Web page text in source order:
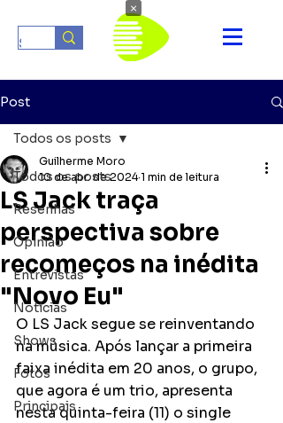
Post
Todos os posts
Resenhas
Opinião
Entrevistas
Notícias
Shows
Fotos
Principais
Todos os posts
LS Jack traça
perspectiva sobre
recomeços na inédita
"Novo Eu"
Guilherme Moro
10 de abr. de 2024 1 min de leitura
O LS Jack segue se reinventando
na música. Após lançar a primeira
faixa inédita em 20 anos, o grupo,
que agora é um trio, apresenta
nesta quinta-feira (11) o single
×